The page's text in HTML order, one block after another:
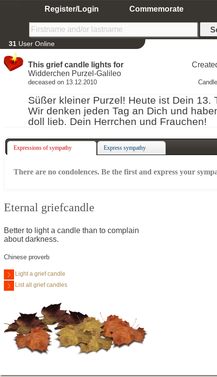
Register/Login Commemorate
31 User Online
This grief candle lights for
Widderchen Purzel-Galileo
deceased on 13.12.2010
Süßer kleiner Purzel! Heute ist Dein 13.
Wir denken jeden Tag an Dich und
doll lieb. Dein Herrchen und Frauchen!
Expressions of sympathy Express sympathy
There are no condolences. Be the first and express your
Eternal griefcandle
Better to light a candle than to complain
about darkness.
Chinese proverb
Light a grief candle
List all grief candles